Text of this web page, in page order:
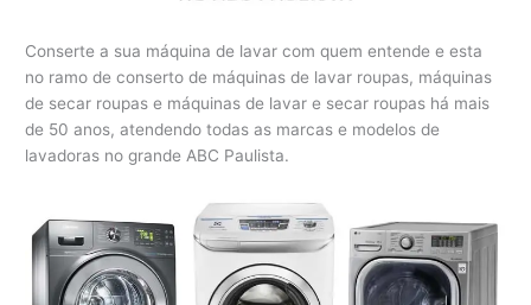
Conserte a sua máquina de lavar com quem entende e esta
no ramo de conserto de máquinas de lavar roupas, máquinas
de secar roupas e máquinas de lavar e secar roupas há mais
de 50 anos, atendendo todas as marcas e modelos de
lavadoras no grande ABC Paulista.